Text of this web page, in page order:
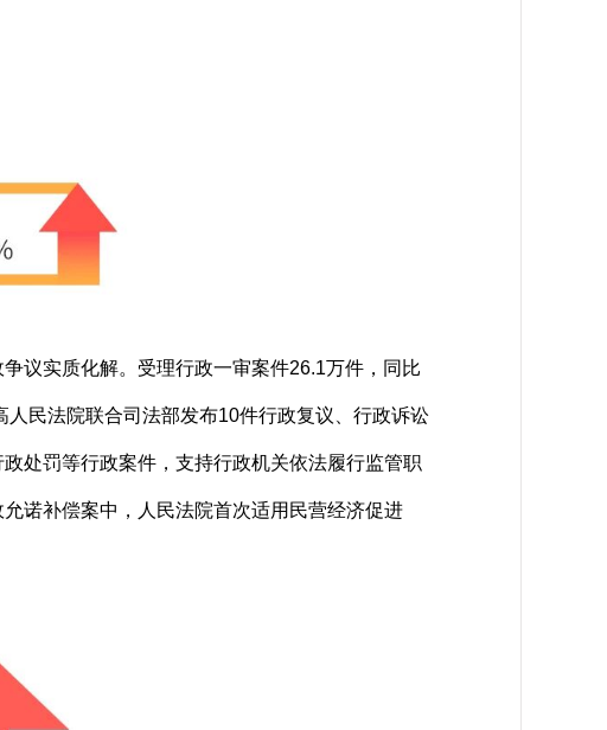
议实质化解。受理行政一审案件26.1万件，同比
民法院联合司法部发布10件行政复议、行政诉讼
处罚等行政案件，支持行政机关依法履行监管职
诺补偿案中，人民法院首次适用民营经济促进